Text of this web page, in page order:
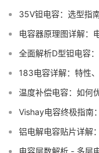
35V钽电容：选型指
电容器原理图详解：
全面解析D型钽电容
183电容详解：特性
温度补偿电容：如何
Vishay电容终极指南
铝电解电容贴片详解
电容层数解析 - 多层